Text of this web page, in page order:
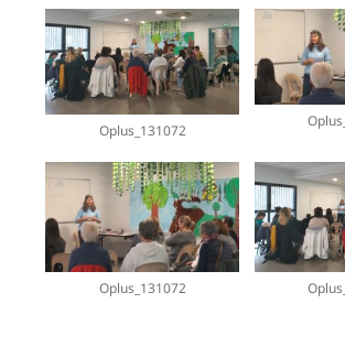
Oplus_131072
Oplus_131072